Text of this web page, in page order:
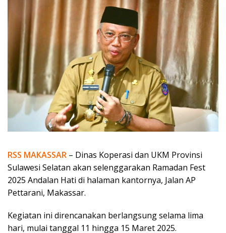
RSS MAKASSAR – Dinas Koperasi dan UKM Provinsi
Sulawesi Selatan akan selenggarakan Ramadan Fest
2025 Andalan Hati di halaman kantornya, Jalan AP
Pettarani, Makassar.
Kegiatan ini direncanakan berlangsung selama lima
hari, mulai tanggal 11 hingga 15 Maret 2025.